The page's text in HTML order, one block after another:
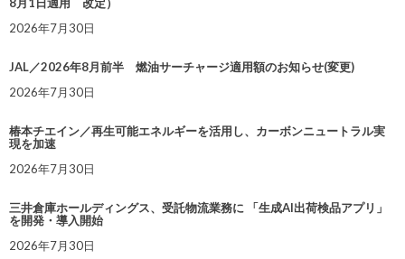
8月1日適用 改定）
2026年7月30日
JAL／2026年8月前半 燃油サーチャージ適用額のお知らせ(変更)
2026年7月30日
椿本チエイン／再生可能エネルギーを活用し、カーボンニュートラル実
現を加速
2026年7月30日
三井倉庫ホールディングス、受託物流業務に 「生成AI出荷検品アプリ」
を開発・導入開始
2026年7月30日